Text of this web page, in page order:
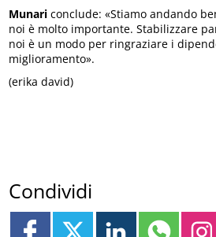
Munari conclude: «Stiamo andando
noi è molto importante. Stabilizzare
noi è un modo per ringraziare i
miglioramento».
(erika david)
Condividi